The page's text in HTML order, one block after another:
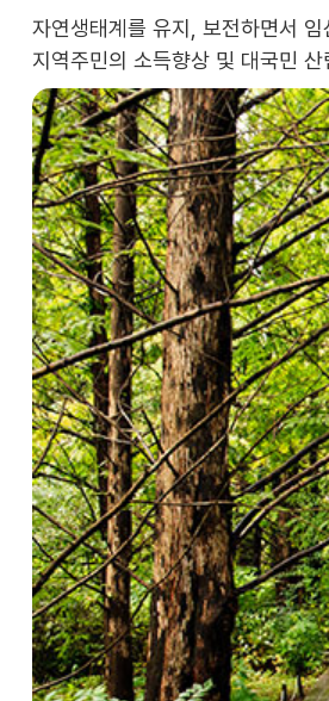
자연생태계를 유지, 보전하면서
지역주민의 소득향상 및 대국민